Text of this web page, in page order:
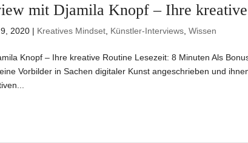
mit Djamila Knopf – Ihre
2020 | Kreatives Mindset Künstler-Interviews ,Wissen
Knopf – Ihre kreative Routine Lesezeit: 8 Minuten Als
Vorbilder in Sachen digitaler Kunst angeschrieben und